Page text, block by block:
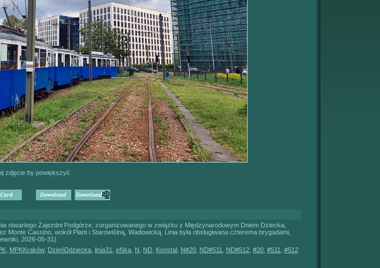
zdjęcie by powiększyć
otwartego Zajezdni Podgórze, zorganizowanego w związku z Międzynarodowym Dniem Dziecka,
Cassino, wokół Plant i Starowiślną, Wadowicką. Linia była obsługiwana czterema brygadami,
2026-05-31)
MPKKraków, DzieńDdziecka linia31 eNka N ND Konstal N#20 ND#511 ND#512 #20 #511 #512